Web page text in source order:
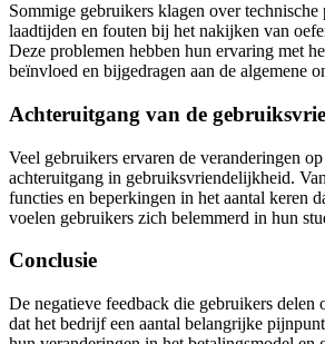
Sommige gebruikers klagen over technische
laadtijden en fouten bij het nakijken van
Deze problemen hebben hun ervaring met
beïnvloed en bijgedragen aan de algemene
Achteruitgang van de
Veel gebruikers ervaren de veranderingen
achteruitgang in gebruiksvriendelijkheid.
functies en beperkingen in het aantal keren
voelen gebruikers zich belemmerd in hun
Conclusie
De negatieve feedback die gebruikers delen
dat het bedrijf een aantal belangrijke